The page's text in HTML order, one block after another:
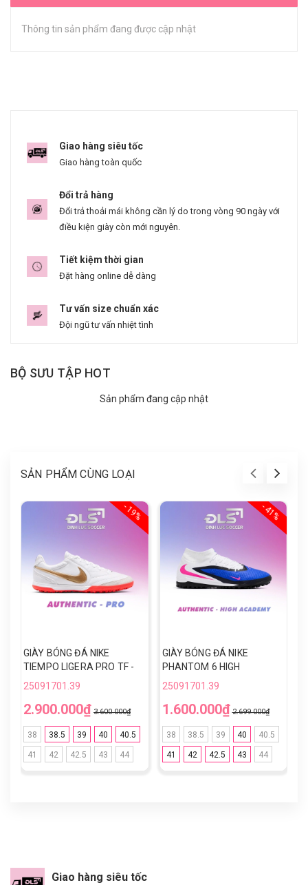
Thông tin sản phẩm đang được cập nhật
Giao hàng siêu tốc
Giao hàng toàn quốc
Đổi trả hàng
Đổi trả thoải mái không cần lý do trong vòng 90 ngày với
điều kiện giày còn mới nguyên.
Tiết kiệm thời gian
Đặt hàng online dễ dàng
Tư vấn size chuẩn xác
Đội ngũ tư vấn nhiệt tình
BỘ SƯU TẬP HOT
Sản phẩm đang cập nhật
SẢN PHẨM CÙNG LOẠI
- 19%
GIÀY BÓNG ĐÁ NIKE
TIEMPO LIGERA PRO TF -
IB4477-101 - TRẮNG/
25091701.39
2.900.000₫ 3.600.000₫
38 38.5 39 40 40.5
41 42 42.5 43 44
- 41%
GIÀY BÓNG ĐÁ NIKE
PHANTOM 6 HIGH
ACADEMY TF - HQ2277-
25091701.39
1.600.000₫ 2.699.000₫
38 38.5 39 40 40.5
41 42 42.5 43 44
Giao hàng siêu tốc